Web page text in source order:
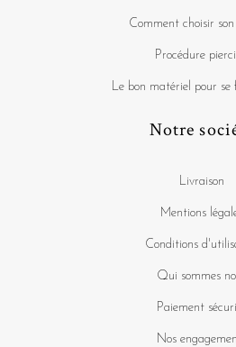
Comment choisir
Procédure
Le bon matériel pour se
Notre
Livraison
Mentions
Conditions
Qui sommes
Paiement
Nos